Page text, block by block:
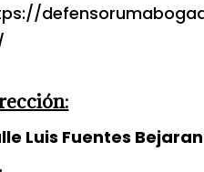
Luis Fuentes